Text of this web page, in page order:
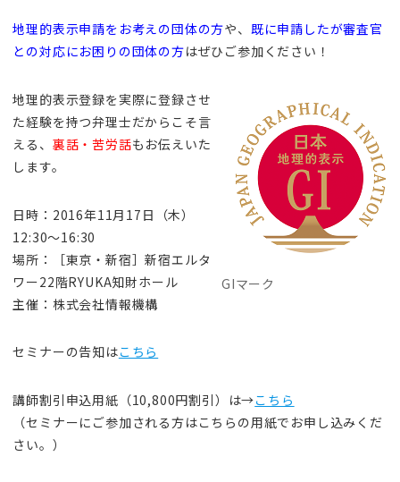
地理的表示申請をお考えの団体の方や、 既に申請したが審査官
との対応にお困りの団体の方はぜひご参加ください！
GIマーク
地理的表示登録を実際に登録させ
た経験を持つ弁理士だからこそ言
える、 裏話・苦労話もお伝えいた
します。
日時：2016年11月17日（木）
12:30～16:30
場所：［東京・新宿］新宿エルタ
ワー22階RYUKA知財ホール
主催：株式会社情報機構
セミナーの告知はこちら
講師割引申込用紙（10,800円割引）は→こちら
（セミナーにご参加される方はこちらの用紙でお申し込みくだ
さい。）